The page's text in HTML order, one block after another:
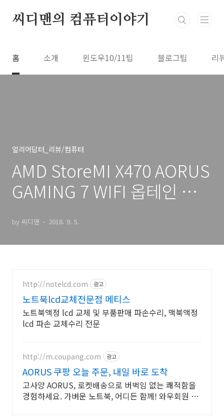
씨디맨의 컴퓨터이야기
홈 소개 윈도우10/11팁 블로그팁 리
얼리어답터_리뷰/컴퓨터
AMD StoreMI X470 AORUS
GAMING 7 WIFI 옵테인 메모
by 씨디맨 2018. 9. 5.
http://notelcd.com 광고
노트북lcd교체전문점 메티스
노트북액정 lcd 교체 및 부품판매 파손수리, 맥북액정
lcd 파손 교체수리 전문
http://m.coupang.com 광고
AORUS 쿠팡 오늘 주문, 내일 바로 도착
고사양 AORUS, 로켓배송으로 버벅임 없는 쾌적함을
경험하세요. 가벼운 노트북, 어디든 함께! 와우회원 무